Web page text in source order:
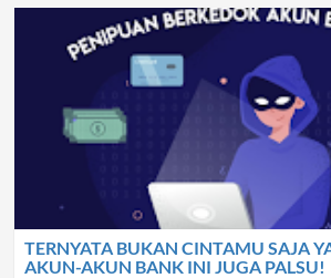
TERNYATA BUKAN CINTAMU SAJA
AKUN-AKUN BANK INI JUGA PALSU!